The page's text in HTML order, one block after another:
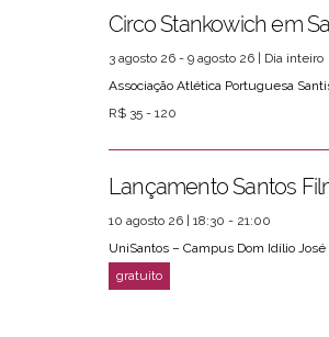
Circo Stankowich em
3 agosto 26 - 9 agosto 26 | Dia inteiro
Associação Atlética Portuguesa
R$ 35 - 120
10 agosto 26 | 18:30 - 21:00
UniSantos – Campus Dom Idílio José